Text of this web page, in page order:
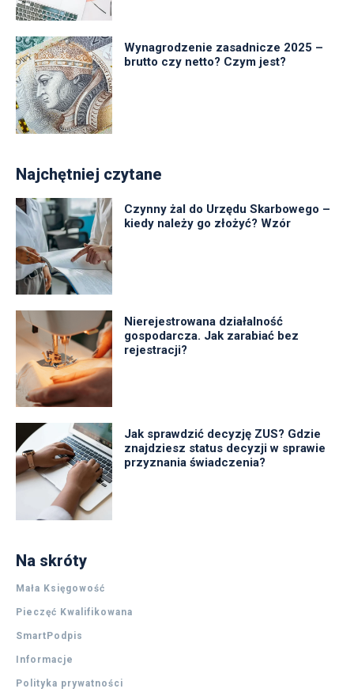
Wynagrodzenie zasadnicze 2025 –
brutto czy netto? Czym jest?
Najchętniej czytane
Czynny żal do Urzędu Skarbowego –
kiedy należy go złożyć? Wzór
Nierejestrowana działalność
gospodarcza. Jak zarabiać bez
rejestracji?
Jak sprawdzić decyzję ZUS? Gdzie
znajdziesz status decyzji w sprawie
przyznania świadczenia?
Na skróty
Mała Księgowość
Pieczęć Kwalifikowana
SmartPodpis
Informacje
Polityka prywatności